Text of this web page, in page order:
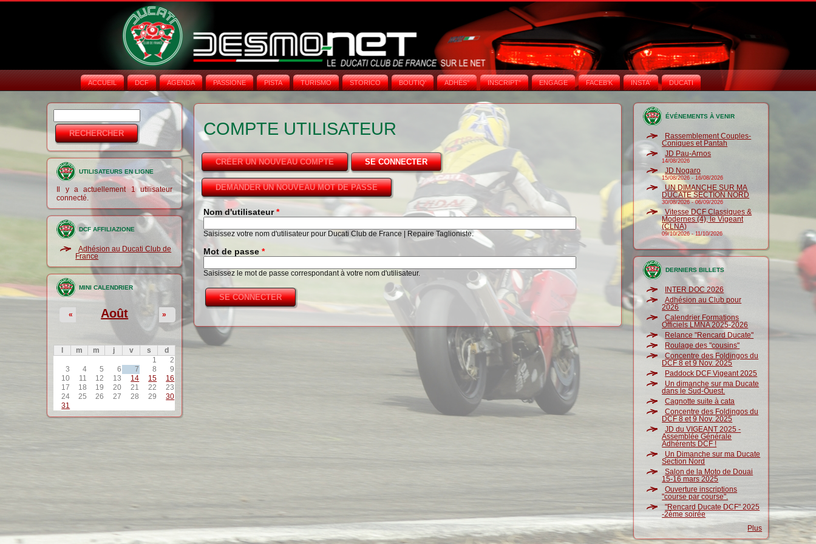
ACCUEIL DCF AGENDA PASSIONE PISTA TURISMO STORICO BOUTIQ' ADHÉS° INSCRIPT° ENGAGE FACEB'K INSTA‘ DUCATI
Formulaire de
recherche
UTILISATEURS EN LIGNE
Il y a actuellement 1 utilisateur
connecté.
DCF AFFILIAZIONE
Adhésion au Ducati Club de
France
MINI CALENDRIER
Août
« »
m m j v s
d
1
2
3
4 5 6 7 8
9
10
11 12 13 14 15
16
17
18 19 20 21 22
23
24
25 26 27 28 29
30
31
COMPTE UTILISATEUR
CRÉER UN NOUVEAU COMPTE SE CONNECTER(ONGLET ACTIF)
DEMANDER UN NOUVEAU MOT DE PASSE
Nom d'utilisateur*
Saisissez votre nom d'utilisateur pour Ducati Club de France | Repaire Taglioniste.
Mot de passe*
Saisissez le mot de passe correspondant à votre nom d'utilisateur.
ÉVÉNEMENTS À VENIR
Rassemblement Couples-
Coniques et Pantah
JD Pau-Arnos
14/08/2026
JD Nogaro
15/08/2026 -16/08/2026
UN DIMANCHE SUR MA
DUCATE SECTION NORD
30/08/2026-06/09/2026
Vitesse DCF Classiques &
Modernes (4), le Vigeant
(CLNA)
09/10/2026-11/10/2026
DERNIERS BILLETS
INTER DOC 2026
Adhésion au Club pour
2026
Calendrier Formations
Officiels LMNA 2025-2026
Relance "Rencard Ducate"
Roulage des "cousins"
Concentre des Foldingos du
DCF 8 et 9 Nov. 2025
Paddock DCF Vigeant 2025
Un dimanche sur ma Ducate
dans le Sud-Ouest.
Cagnotte suite à cata
Concentre des Foldingos du
DCF 8 et 9 Nov. 2025
JD du VIGEANT 2025 -
Assemblée Générale
Adhérents DCF !
Un Dimanche sur ma Ducate
Section Nord
Salon de la Moto de Douai
15-16 mars 2025
Ouverture inscriptions
"course par course".
"Rencard Ducate DCF" 2025
-2ème soirée
Plus